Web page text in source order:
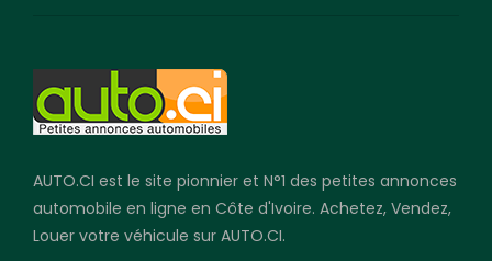
AUTO.CI est le site pionnier et N°1 des petites annonces
automobile en ligne en Côte d'Ivoire. Achetez, Vendez,
Louer votre véhicule sur AUTO.CI.